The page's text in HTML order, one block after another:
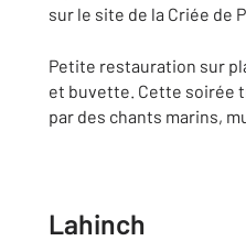
sur le site de la Criée de
Petite restauration sur
et buvette. Cette soirée
par des chants marins,
Lahinch